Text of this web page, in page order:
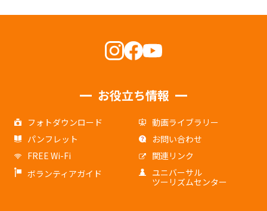
お役立ち情報
フォトダウンロード
動画ライブラリー
パンフレット
お問い合わせ
FREE Wi-Fi
関連リンク
ボランティアガイド
ユニバーサル
ツーリズムセンター